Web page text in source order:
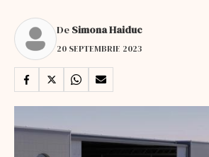
De Simona Haiduc
20 SEPTEMBRIE 2023